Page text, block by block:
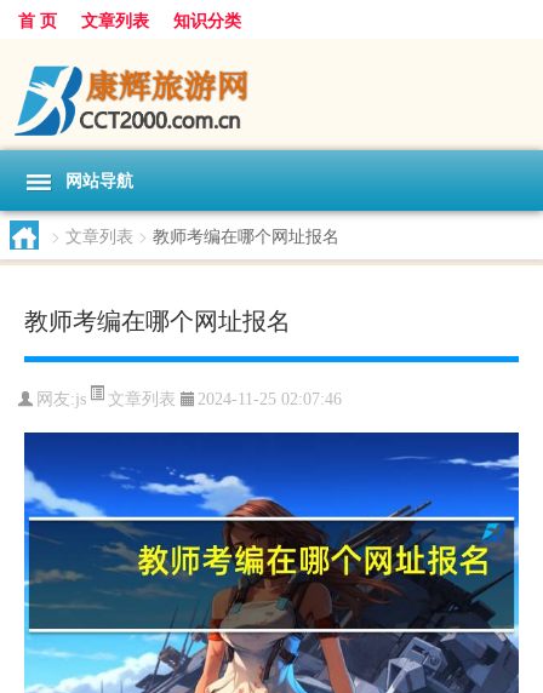
首 页 文章列表 知识分类
网站导航
> 文章列表 > 教师考编在哪个网址报名
教师考编在哪个网址报名
网友:js 文章列表 2024-11-25 02:07:46